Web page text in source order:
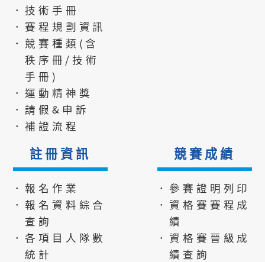
．技術手冊
．賽程規劃資訊
．競賽種類(含
秩序冊/技術
手冊)
．運動精神獎
．請假&申訴
．補證流程
註冊資訊
．報名作業
．報名資料綜合
查詢
．各項目人隊數
統計
競賽成績
．參賽證明列印
．資格賽賽程成
績
．資格賽晉級成
績查詢